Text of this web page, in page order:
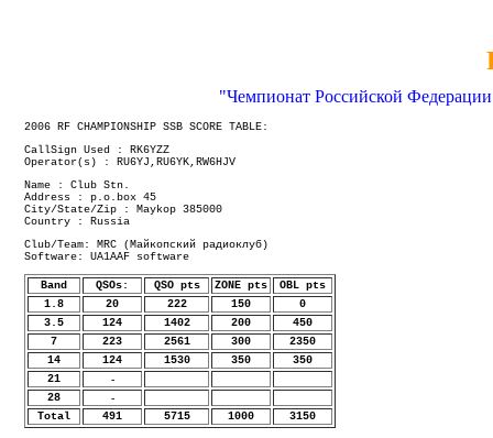
"Чемпионат Российской
2006 RF CHAMPIONSHIP SSB SCORE TABLE:
CallSign Used : RK6YZZ
Operator(s) : RU6YJ,RU6YK,RW6HJV
Name : Club Stn.
Address : p.o.box 45
City/State/Zip : Maykop 385000
Country : Russia
Club/Team: MRC (Майкопский радиоклуб)
Software: UA1AAF software
Band QSOs: QSO pts ZONE pts
OBL pts
1.8
20 222 150
0
3.5
124 1402 200
450
7
223 2561 300
2350
14
124 1530 350
350
21
-
28
-
Total
491 5715 1000 3150